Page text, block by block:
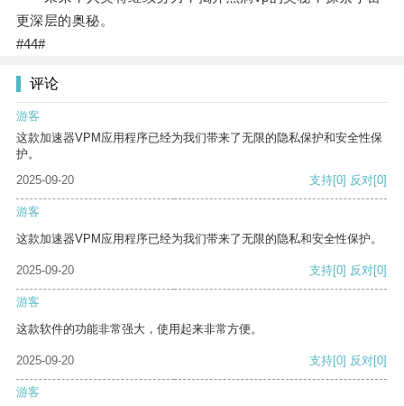
更深层的奥秘。
#44#
评论
游客
这款加速器VPM应用程序已经为我们带来了无限的隐私保护和安全性保
护。
2025-09-20
支持[0] 反对[0]
游客
这款加速器VPM应用程序已经为我们带来了无限的隐私和安全性保护。
2025-09-20 支持[0] 反对[0]
游客
这款软件的功能非常强大，使用起来非常方便。
2025-09-20 支持[0] 反对[0]
游客